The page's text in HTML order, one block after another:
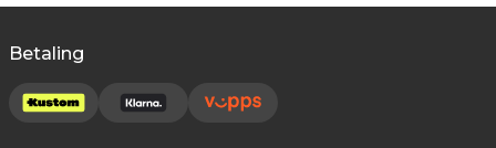
Betaling